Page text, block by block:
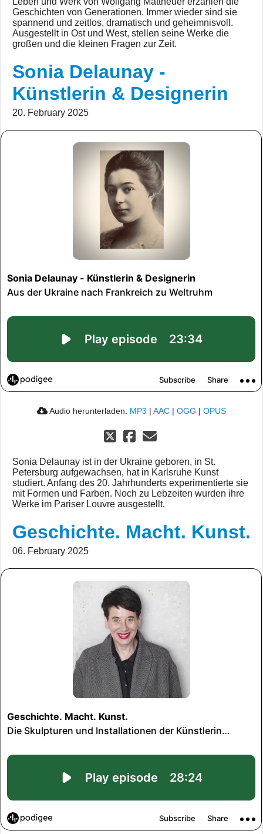
Geschichten von Generationen. Immer wieder sind sie
spannend und zeitlos, dramatisch und geheimnisvoll.
Ausgestellt in Ost und West, stellen seine Werke die
großen und die kleinen Fragen zur Zeit.
Sonia Delaunay -
Künstlerin & Designerin
20. February 2025
Audio herunterladen: MP3 | AAC | OGG | OPUS
Sonia Delaunay ist in der Ukraine geboren, in St.
Petersburg aufgewachsen, hat in Karlsruhe Kunst
studiert. Anfang des 20. Jahrhunderts experimentierte sie
mit Formen und Farben. Noch zu Lebzeiten wurden ihre
Werke im Pariser Louvre ausgestellt.
Geschichte. Macht. Kunst.
06. February 2025